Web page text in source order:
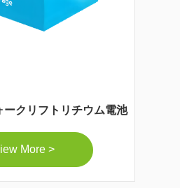
ークリフトリチウム電池
More >